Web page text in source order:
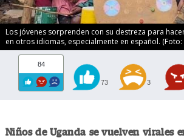
Los jóvenes sorprenden con su destreza para
en otros idiomas, especialmente en español. (Foto:
84
73 3
Niños de Uganda se vuelven virales